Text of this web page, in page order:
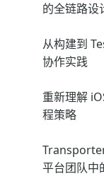
的全链路设
从构建到
协作实践
重新理解
程策略
平台团队中